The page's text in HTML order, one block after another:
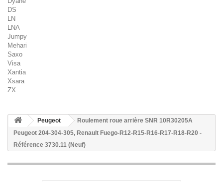
DS
LN
LNA
Jumpy
Mehari
Saxo
Visa
Xantia
Xsara
ZX
Peugeot
Roulement roue arrière SNR 10R30205A
Peugeot 204-304-305, Renault Fuego-R12-R15-R16-R17-R18-R20 -
Référence 3730.11 (Neuf)